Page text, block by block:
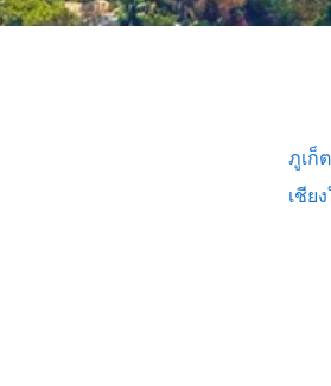
ภูเก็
เชีย